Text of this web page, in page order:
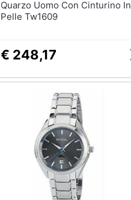
Quarzo Uomo Con Cinturino In
Pelle Tw1609
€ 248,17